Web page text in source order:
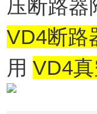
压断路
VD4断
用 VD4